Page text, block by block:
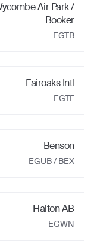
Air Park /
Booker
EGTB
Fairoaks Intl
EGTF
Benson
EGUB/ BEX
Halton AB
EGWN